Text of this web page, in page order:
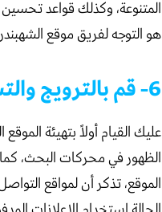
المتنوعة، وكذلك قواعد
هو التوجه لفريق موقع
6- قم بالترويج والتسويق للمتجر الإلكتروني الخاص بك
الظهور في محركات البحث،
الموقع، تذكر أن لمواقع